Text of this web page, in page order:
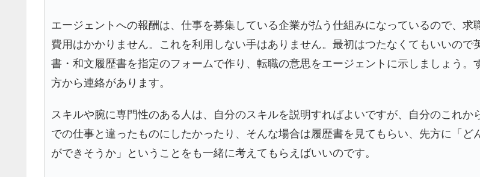
エージェントへの報酬は、仕事を募集している企業が払う仕組みになっているので、求
費用はかかりません。これを利用しない手はありません。最初はつたなくてもいいので
書・和文履歴書を指定のフォームで作り、転職の意思をエージェントに示しましょう。
方から連絡があります。
スキルや腕に専門性のある人は、自分のスキルを説明すればよいですが、自分のこれか
での仕事と違ったものにしたかったり、そんな場合は履歴書を見てもらい、先方に「ど
ができそうか」ということをも一緒に考えてもらえばいいのです。